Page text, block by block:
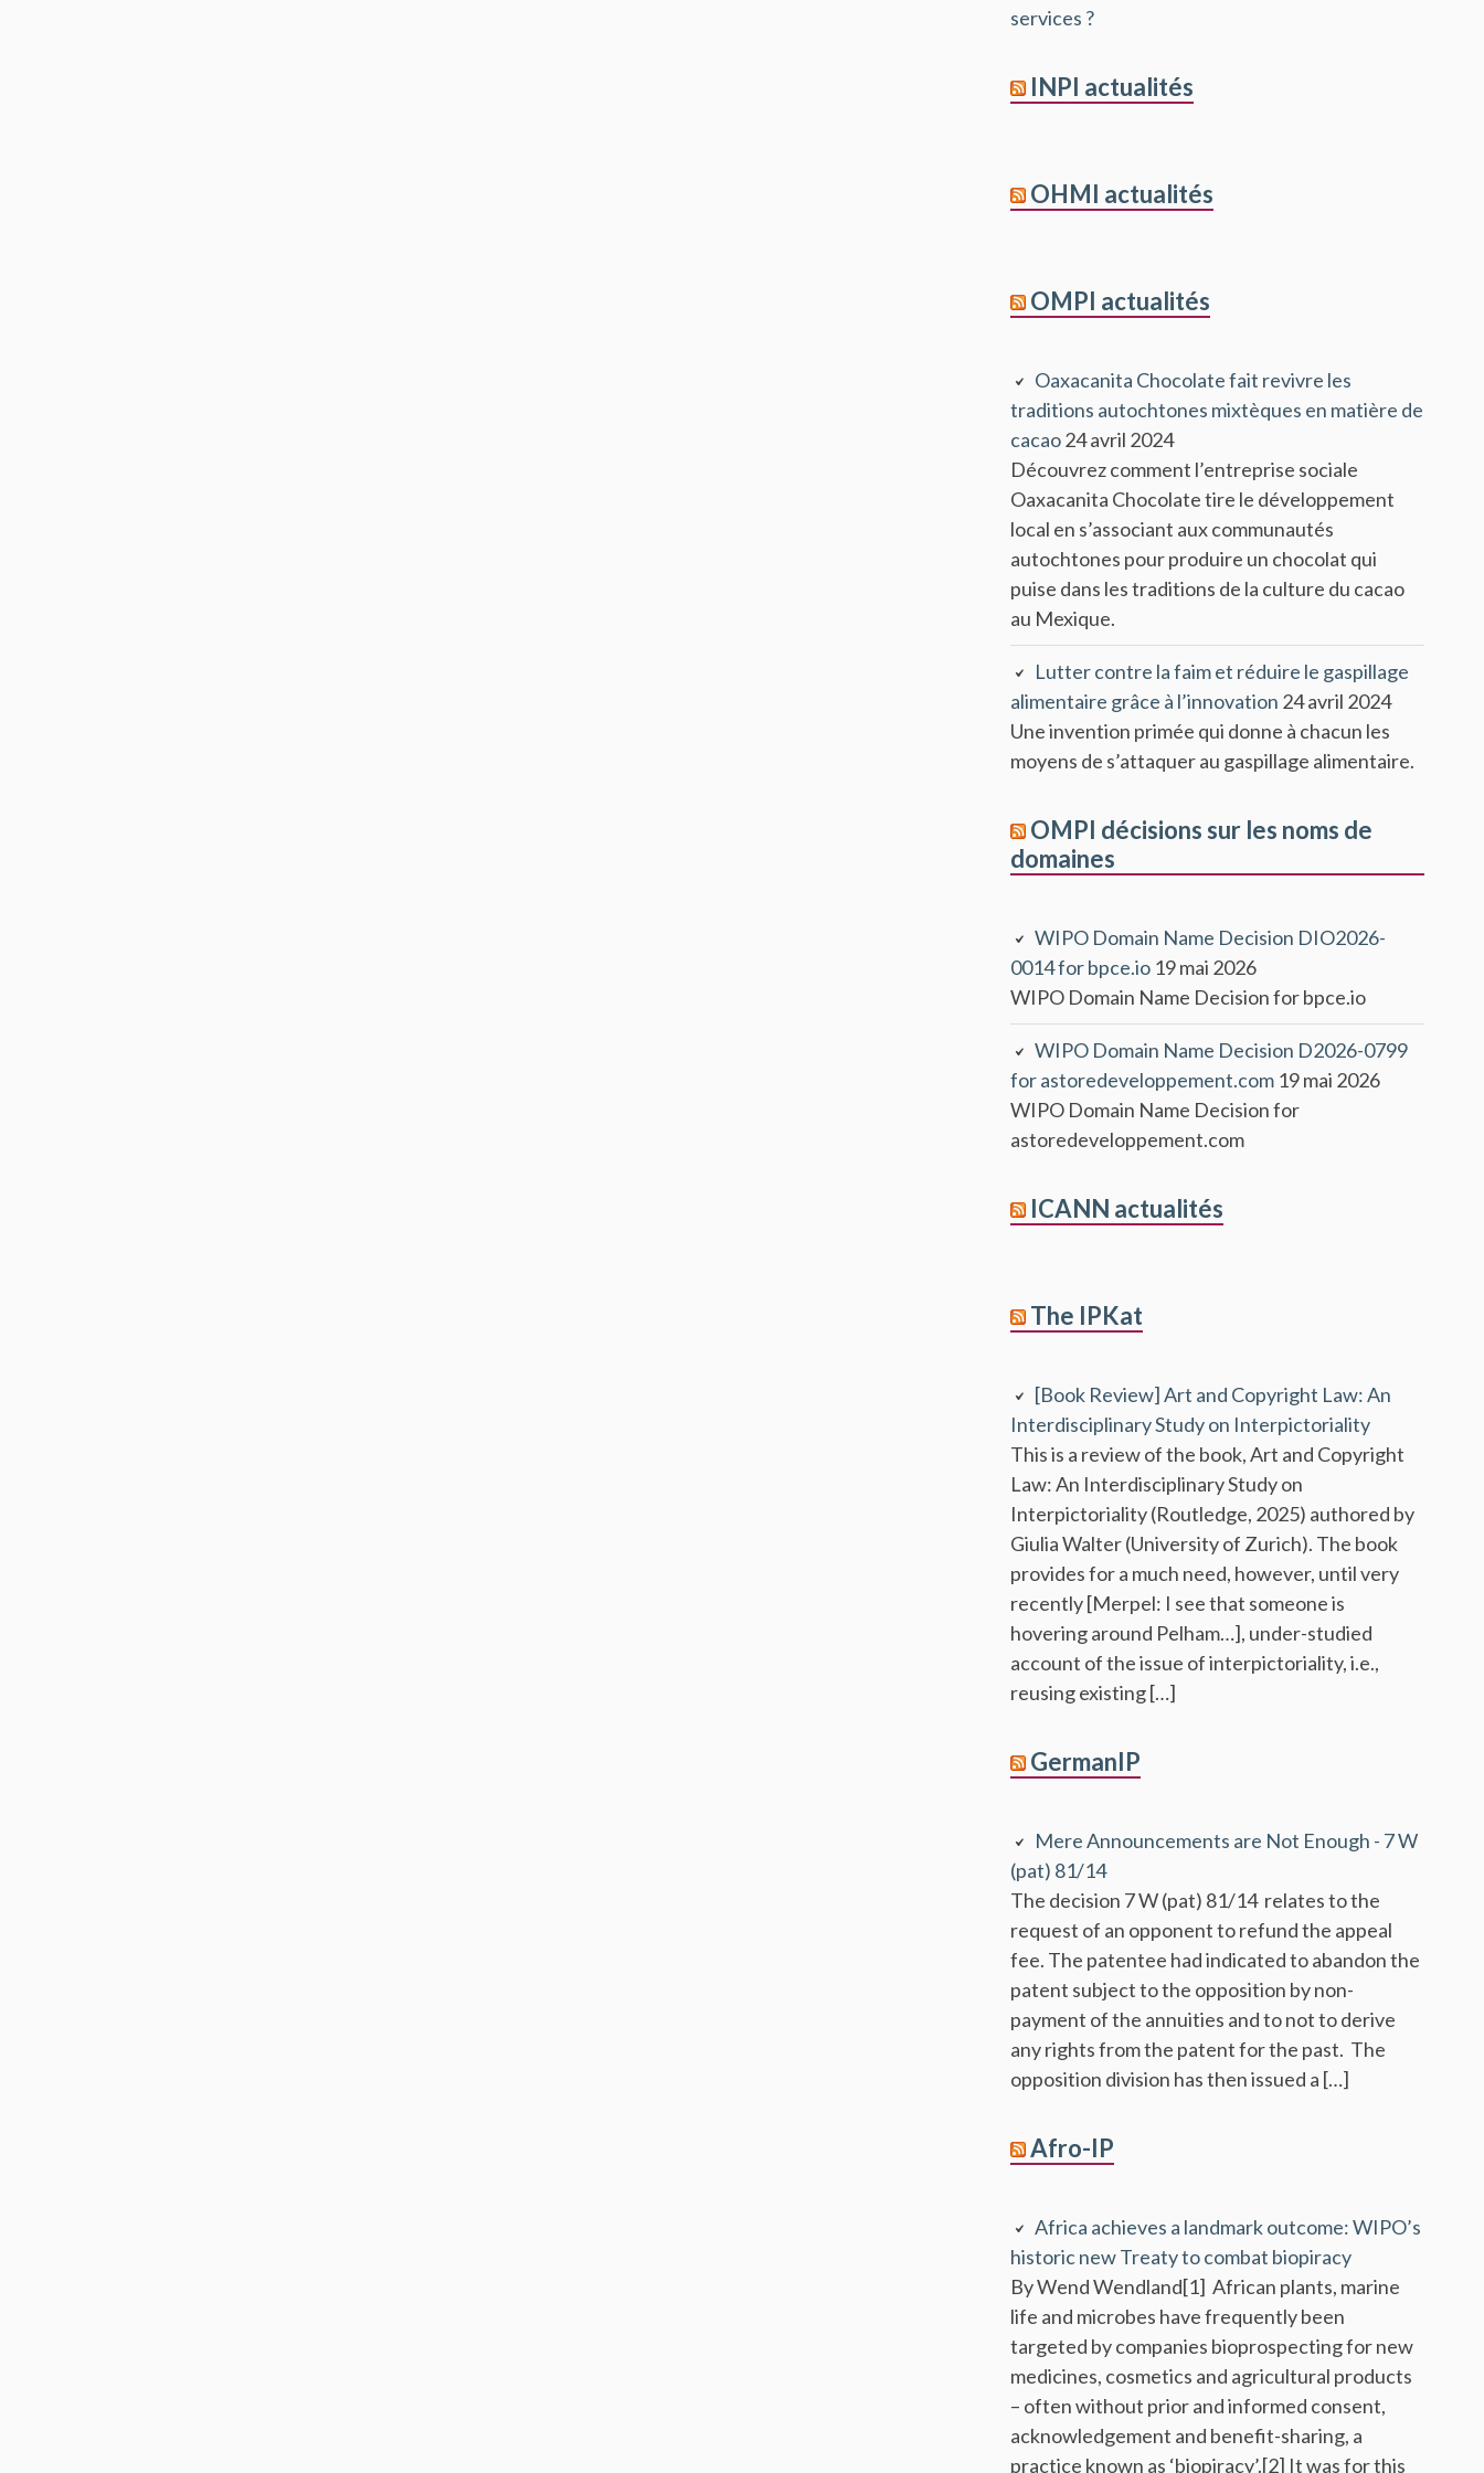
services ?
INPI actualités
OHMI actualités
OMPI actualités
Oaxacanita Chocolate fait revivre les
traditions autochtones mixtèques en matière de
cacao24 avril 2024
Découvrez comment l’entreprise sociale
Oaxacanita Chocolate tire le développement
local en s’associant aux communautés
autochtones pour produire un chocolat qui
puise dans les traditions de la culture du cacao
au Mexique.
Lutter contre la faim et réduire le gaspillage
alimentaire grâce à l’innovation 24 avril 2024
Une invention primée qui donne à chacun les
moyens de s’attaquer au gaspillage alimentaire.
OMPI décisions sur les noms de
domaines
WIPO Domain Name Decision DIO2026-
0014 for bpce.io 19 mai 2026
WIPO Domain Name Decision for bpce.io
WIPO Domain Name Decision D2026-0799
for astoredeveloppement.com 19 mai 2026
WIPO Domain Name Decision for
astoredeveloppement.com
ICANN actualités
The IPKat
[Book Review] Art and Copyright Law: An
Interdisciplinary Study on Interpictoriality
This is a review of the book, Art and Copyright
Law: An Interdisciplinary Study on
Interpictoriality (Routledge, 2025) authored by
Giulia Walter (University of Zurich). The book
provides for a much need, however, until very
recently [Merpel: I see that someone is
hovering around Pelham…], under-studied
account of the issue of interpictoriality, i.e.,
reusing existing […]
GermanIP
Mere Announcements are Not Enough - 7 W
(pat) 81/14
The decision 7 W (pat) 81/14 relates to the
request of an opponent to refund the appeal
fee. The patentee had indicated to abandon the
patent subject to the opposition by non-
payment of the annuities and to not to derive
any rights from the patent for the past. The
opposition division has then issued a […]
Afro-IP
Africa achieves a landmark outcome: WIPO’s
historic new Treaty to combat biopiracy
By Wend Wendland[1] African plants, marine
life and microbes have frequently been
targeted by companies bioprospecting for new
medicines, cosmetics and agricultural products
– often without prior and informed consent,
acknowledgement and benefit-sharing, a
practice known as ‘biopiracy’.[2] It was for this